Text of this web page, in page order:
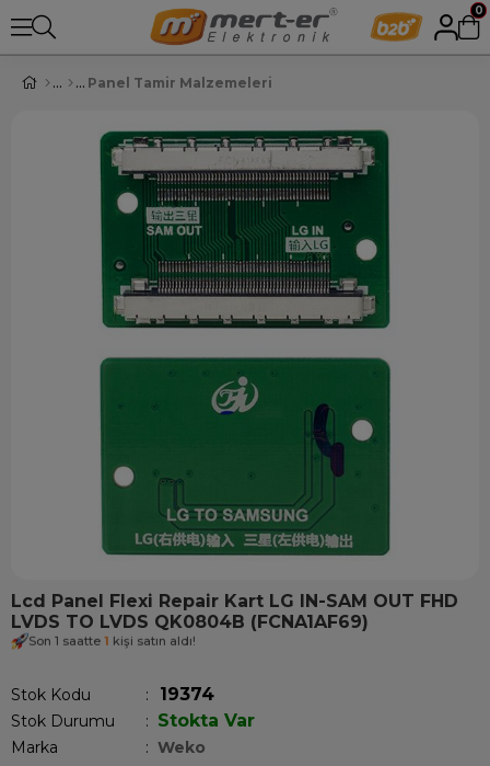
0
Panel Tamir Malzemeleri
Lcd Panel Flexi Repair Kart LG IN-SAM OUT FHD
LVDS TO LVDS QK0804B (FCNA1AF69)
Son 1 saatte 1 kişi satın aldı!
Stok Kodu 19374
Stok Durumu : Stokta Var
Marka : Weko